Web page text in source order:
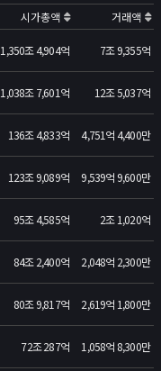
시가총액 거래액
1,350조 4,904억 7조 9,355억
1,038조 7,601억 12조 5,037억
136조 4,833억 4,751억 4,400만
123조 9,089억 9,539억 9,600만
95조 4,585억 2조 1,020억
84조 2,400억 2,048억 2,300만
80조 9,817억 2,619억 1,800만
72조 287억 1,058억 8,300만